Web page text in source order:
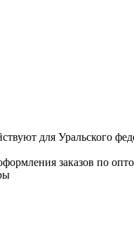
для Уральского
заказов по